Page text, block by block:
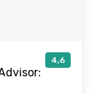
4,6